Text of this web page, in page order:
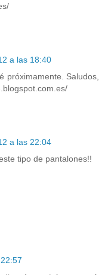
a las 18:40
próximamente. Saludos,
a las 22:04
tipo de pantalones!!